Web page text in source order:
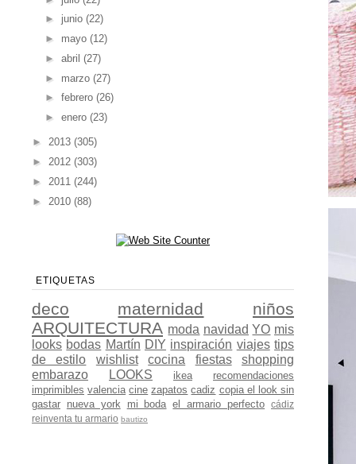
► junio (22)
► mayo (12)
► abril (27)
► marzo (27)
► febrero (26)
► enero (23)
► 2013 (305)
► 2012 (303)
► 2011 (244)
► 2010 (88)
ETIQUETAS
deco maternidad
niños
ARQUITECTURA moda navidad YO mis
looks bodas Martín DIY inspiración viajes tips
de estilo
wishlist cocina fiestas
shopping
embarazo
LOOKS ikea
recomendaciones
imprimibles valencia cine zapatos cadiz copia el look sin
gastar nueva york mi boda el armario perfecto
cádiz
reinventa tu armario bautizo